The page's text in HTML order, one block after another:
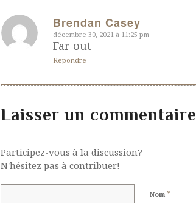
Brendan Casey
dit
décembre 30, 2021 à 11:25 pm
Far out
Répondre
Laisser un commentaire
Participez-vous à la discussion?
N'hésitez pas à contribuer!
Nom *